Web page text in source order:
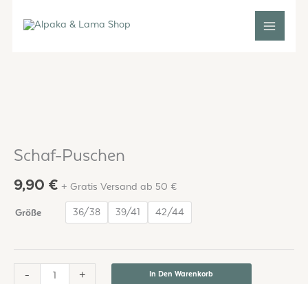
Inhalt
Schaf-Puschen
9,90 € + Gratis Versand ab 50 €
Größe 36/38 39/41 42/44
- + In Den Warenkorb